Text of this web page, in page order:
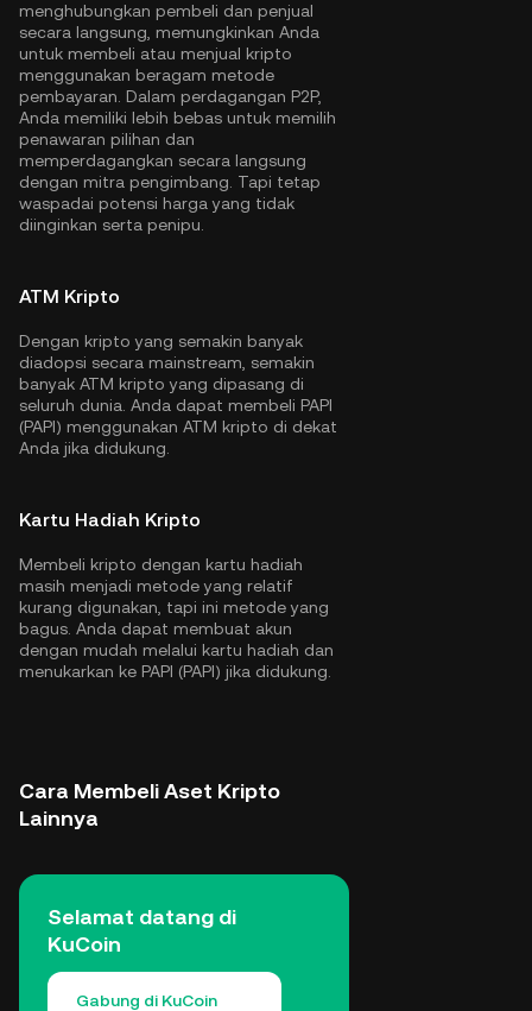
menghubungkan pembeli dan penjual
secara langsung, memungkinkan Anda
untuk membeli atau menjual kripto
menggunakan beragam metode
pembayaran. Dalam perdagangan P2P,
Anda memiliki lebih bebas untuk memilih
penawaran pilihan dan
memperdagangkan secara langsung
dengan mitra pengimbang. Tapi tetap
waspadai potensi harga yang tidak
diinginkan serta penipu.
ATM Kripto
Dengan kripto yang semakin banyak
diadopsi secara mainstream, semakin
banyak ATM kripto yang dipasang di
seluruh dunia. Anda dapat membeli PAPI
(PAPI) menggunakan ATM kripto di dekat
Anda jika didukung.
Kartu Hadiah Kripto
Membeli kripto dengan kartu hadiah
masih menjadi metode yang relatif
kurang digunakan, tapi ini metode yang
bagus. Anda dapat membuat akun
dengan mudah melalui kartu hadiah dan
menukarkan ke PAPI (PAPI) jika didukung.
Cara Membeli Aset Kripto
Lainnya
Selamat datang di
KuCoin
Gabung di KuCoin